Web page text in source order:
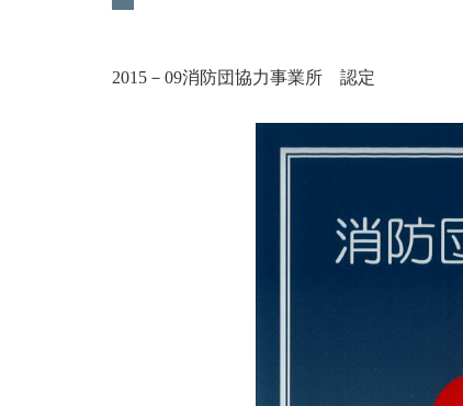
2015－09消防団協力事業所 認定